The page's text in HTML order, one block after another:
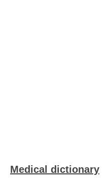
Medical dictionary